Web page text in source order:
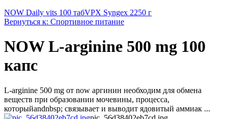
NOW Daily vits 100 табVPX Syngex 2250 г
Вернуться к: Спортивное питание
NOW L-arginine 500 mg 100
капс
L-arginine 500 mg от now аргинин необходим для обмена
веществ при образовании мочевины, процесса,
которыйandnbsp; связывает и выводит ядовитый аммиак ...